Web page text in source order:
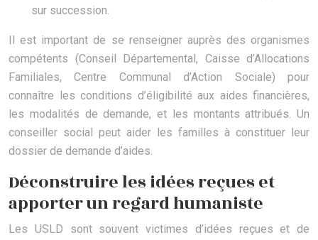
sur succession.
Il est important de se renseigner auprès des organismes
compétents (Conseil Départemental, Caisse d’Allocations
Familiales, Centre Communal d’Action Sociale) pour
connaître les conditions d’éligibilité aux aides financières,
les modalités de demande, et les montants attribués. Un
conseiller social peut aider les familles à constituer leur
dossier de demande d’aides.
Déconstruire les idées reçues et
apporter un regard humaniste
Les USLD sont souvent victimes d’idées reçues et de